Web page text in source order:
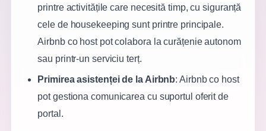
printre activitățile care necesită timp, cu siguranță
cele de housekeeping sunt printre principale.
Airbnb co host pot colabora la curățenie autonom
sau printr-un serviciu terț.
Primirea asistenței de la Airbnb: Airbnb co host
pot gestiona comunicarea cu suportul oferit de
portal.